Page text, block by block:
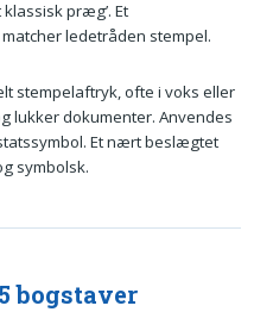
præg’. Et
ledetråden stempel.
stempelaftryk, ofte i voks eller
dokumenter. Anvendes
Et nært beslægtet
symbolsk.
bogstaver